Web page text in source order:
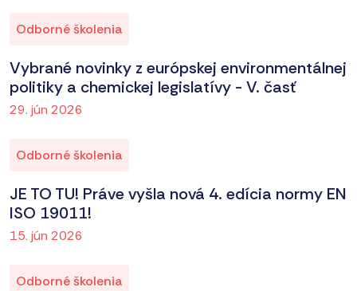
Odborné školenia
Vybrané novinky z európskej environmentálnej
politiky a chemickej legislatívy - V. časť
29. jún 2026
Odborné školenia
JE TO TU! Práve vyšla nová 4. edícia normy EN
ISO 19011!
15. jún 2026
Odborné školenia